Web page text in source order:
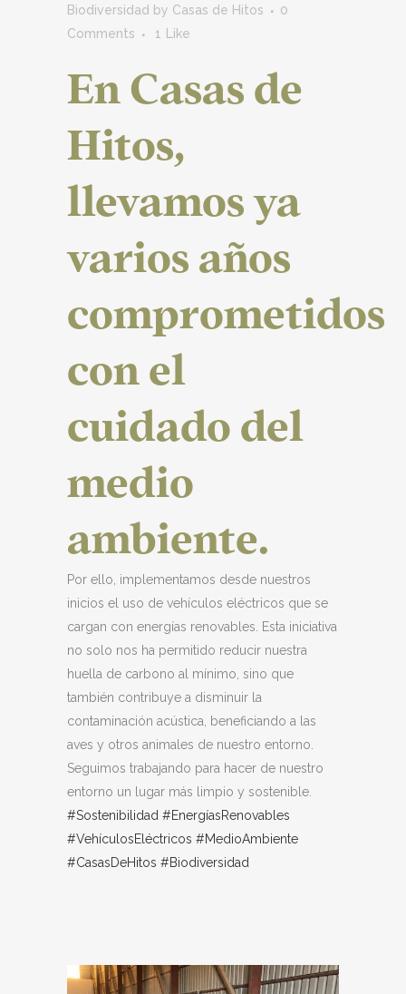
Biodiversidad by Casas de Hitos
0
Comments
1 Like
En Casas de
Hitos,
llevamos ya
varios años
comprometidos
con el
cuidado del
medio
ambiente.
Por ello, implementamos desde nuestros
inicios el uso de vehículos eléctricos que se
cargan con energías renovables. Esta iniciativa
no solo nos ha permitido reducir nuestra
huella de carbono al mínimo, sino que
también contribuye a disminuir la
contaminación acústica, beneficiando a las
aves y otros animales de nuestro entorno.
Seguimos trabajando para hacer de nuestro
entorno un lugar más limpio y sostenible.
#Sostenibilidad #EnergíasRenovables
#VehículosEléctricos #MedioAmbiente
#CasasDeHitos #Biodiversidad